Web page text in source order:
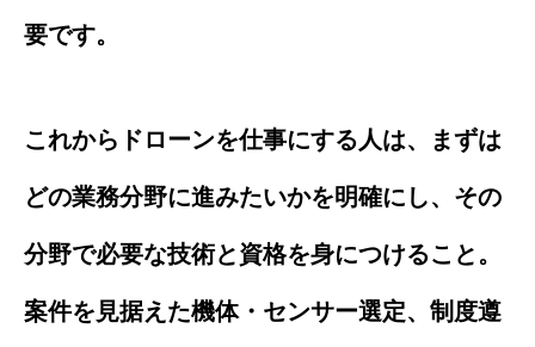
要です。
これからドローンを仕事にする人は、まずは
どの業務分野に進みたいかを明確にし、その
分野で必要な技術と資格を身につけること。
案件を見据えた機体・センサー選定、制度遵